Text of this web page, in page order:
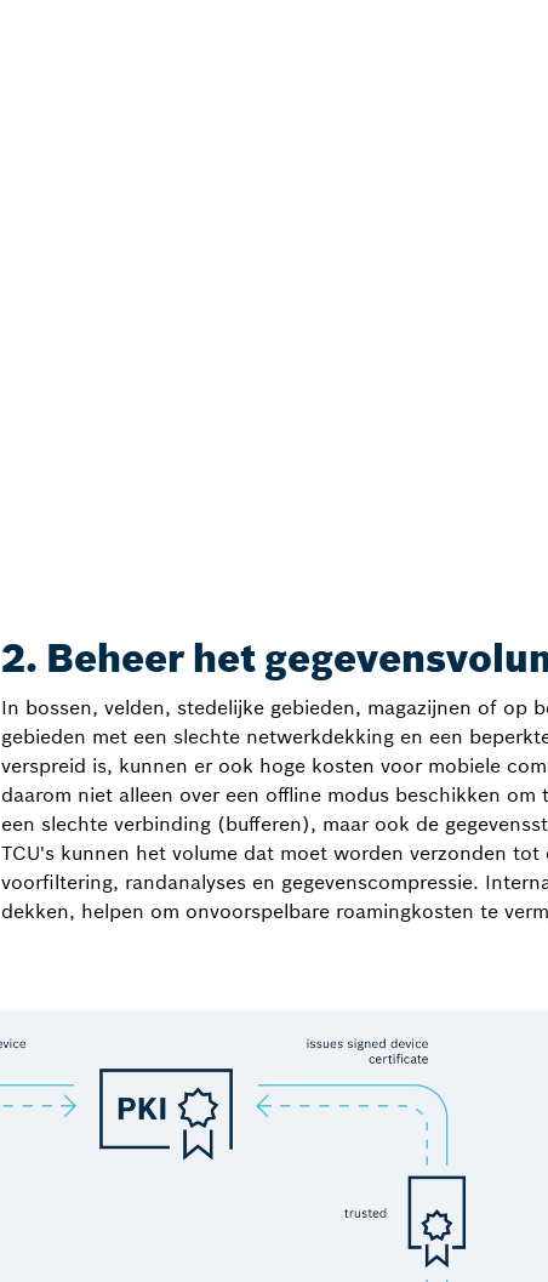
2. Beheer het
In bossen, velden, stedelijke gebieden, magazijnen of op
gebieden met een slechte netwerkdekking en een
verspreid is, kunnen er ook hoge kosten voor mobiele
daarom niet alleen over een offline modus beschikken
een slechte verbinding (bufferen), maar ook de
TCU's kunnen het volume dat moet worden verzonden
voorfiltering, randanalyses en gegevenscompressie.
dekken, helpen om onvoorspelbare roamingkosten te